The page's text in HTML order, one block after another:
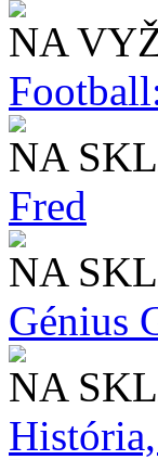
NA
NA
Fred
NA
Génius
NA